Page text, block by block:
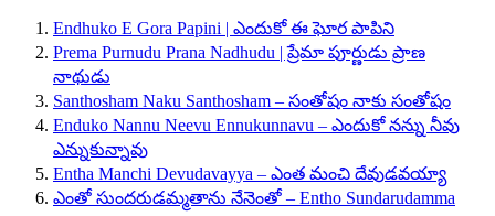
Endhuko E Gora Papini | ఎందుకో ఈ ఘోర పాపిని
Prema Purnudu Prana Nadhudu | ప్రేమా పూర్ణుడు ప్రాణ
నాథుడు
Santhosham Naku Santhosham – సంతోషం నాకు సంతోషం
Enduko Nannu Neevu Ennukunnavu – ఎందుకో నన్ను నీవు
ఎన్నుకున్నావు
Entha Manchi Devudavayya – ఎంత మంచి దేవుడవయ్యా
ఎంతో సుందరుడమ్మతాను నేనెంతో – Entho Sundarudamma